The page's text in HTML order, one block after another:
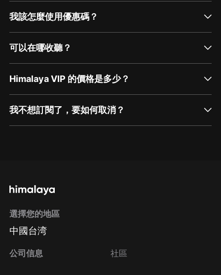
我該怎麼使用優惠碼？
可以在哪收聽？
Himalaya VIP 的價格是多少？
我不想訂閱了，要如何取消？
方法 Google Play取消訂閱方法
選擇您的地區
中國台湾
公司信息 社區